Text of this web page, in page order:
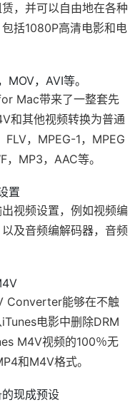
，并可以自由地在各种
括1080P高清电影和电
，AVI等。
Mac带来了一整套先
和其他视频转换为普通
，MPEG-1，MPEG
MP3，AAC等。
置
视频设置，例如视频编
及音频编解码器，音频
Converter能够在不触
电影中删除DRM
M4V视频的100％无
和M4V格式。
现成预设